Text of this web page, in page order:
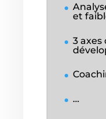
et
3 axes
…